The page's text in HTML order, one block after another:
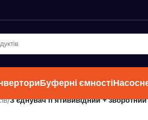
Буферні ємності
/З’єднувач п’ятививідний +